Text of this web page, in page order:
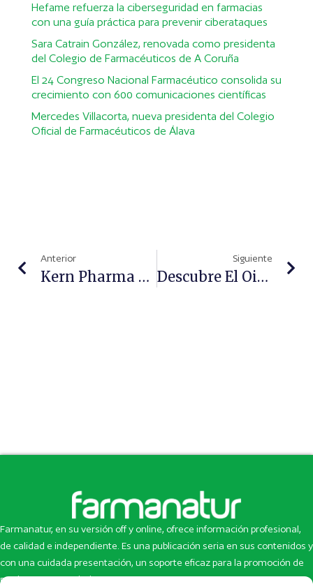
Hefame refuerza la ciberseguridad en farmacias
con una guía práctica para prevenir ciberataques
Sara Catrain González, renovada como presidenta
del Colegio de Farmacéuticos de A Coruña
El 24 Congreso Nacional Farmacéutico consolida su
crecimiento con 600 comunicaciones científicas
Mercedes Villacorta, nueva presidenta del Colegio
Oficial de Farmacéuticos de Álava
Anterior
Kern Pharma Relanza El Nutricosmético Antiedad CEANNUM Con Una Fórmula Mejorada
Siguiente
Descubre El Oil Pulling, La Técnica Ayurvédica Favorita De Las Celebrities
Farmanatur, en su versión off y online, ofrece información profesional,
de calidad e independiente. Es una publicación seria en sus contenidos y
con una cuidada presentación, un soporte eficaz para la promoción de
productos y novedades.